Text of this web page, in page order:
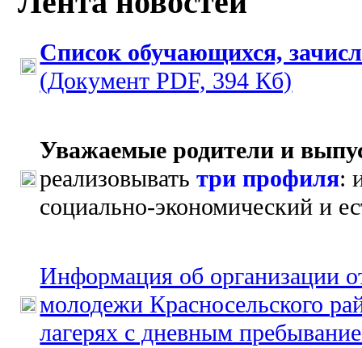
Список обучающихся,
(Документ PDF, 394 Кб)
Уважаемые родители и
реализовыватьтри профиля:
социально-экономический и
Информация об организации
молодежи Красносельского
лагерях с дневным